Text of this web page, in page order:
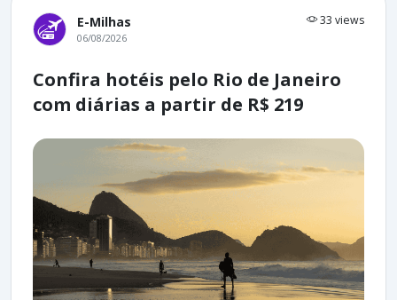
E-Milhas 33 views
06/08/2026
Confira hotéis pelo Rio de Janeiro
com diárias a partir de R$ 219